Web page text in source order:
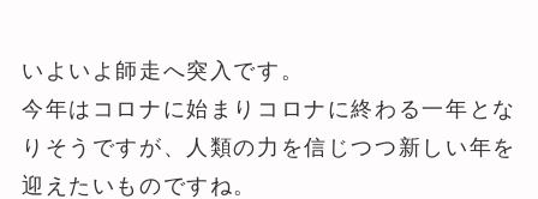
いよいよ師走へ突入です。
今年はコロナに始まりコロナに終わる一年とな
りそうですが、人類の力を信じつつ新しい年を
迎えたいものですね。